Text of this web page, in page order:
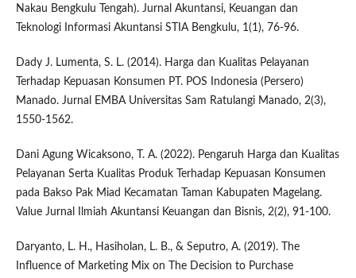
Nakau Bengkulu Tengah). Jurnal Akuntansi, Keuangan dan
Teknologi Informasi Akuntansi STIA Bengkulu, 1(1), 76-96.
Dady J. Lumenta, S. L. (2014). Harga dan Kualitas Pelayanan
Terhadap Kepuasan Konsumen PT. POS Indonesia (Persero)
Manado. Jurnal EMBA Universitas Sam Ratulangi Manado, 2(3),
1550-1562.
Dani Agung Wicaksono, T. A. (2022). Pengaruh Harga dan Kualitas
Pelayanan Serta Kualitas Produk Terhadap Kepuasan Konsumen
pada Bakso Pak Miad Kecamatan Taman Kabupaten Magelang.
Value Jurnal Ilmiah Akuntansi Keuangan dan Bisnis, 2(2), 91-100.
Daryanto, L. H., Hasiholan, L. B., & Seputro, A. (2019). The
Influence of Marketing Mix on The Decision to Purchase